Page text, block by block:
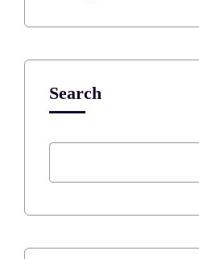
Search